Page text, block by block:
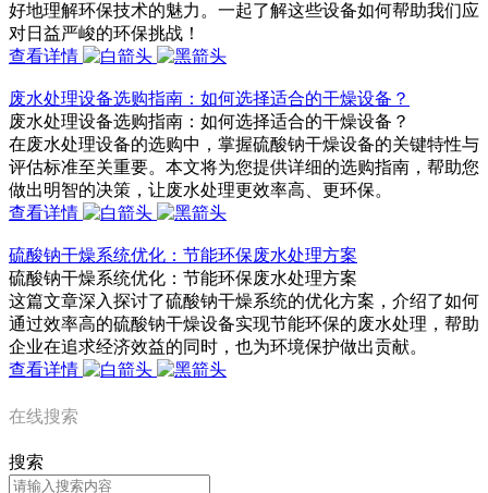
好地理解环保技术的魅力。一起了解这些设备如何帮助我们应
对日益严峻的环保挑战！
查看详情
废水处理设备选购指南：如何选择适合的干燥设备？
废水处理设备选购指南：如何选择适合的干燥设备？
在废水处理设备的选购中，掌握硫酸钠干燥设备的关键特性与
评估标准至关重要。本文将为您提供详细的选购指南，帮助您
做出明智的决策，让废水处理更效率高、更环保。
查看详情
硫酸钠干燥系统优化：节能环保废水处理方案
硫酸钠干燥系统优化：节能环保废水处理方案
这篇文章深入探讨了硫酸钠干燥系统的优化方案，介绍了如何
通过效率高的硫酸钠干燥设备实现节能环保的废水处理，帮助
企业在追求经济效益的同时，也为环境保护做出贡献。
查看详情
在线搜索
搜索